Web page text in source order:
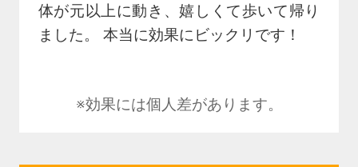
体が元以上に動き、嬉しくて歩いて帰り
ました。 本当に効果にビックリです！
※効果には個人差があります。